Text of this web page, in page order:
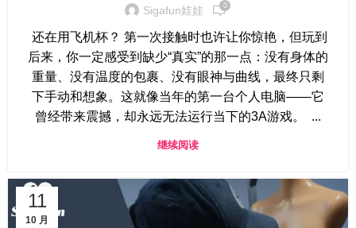
Sigafun娃娃 0
还在用飞机杯？ 第一次接触时也许让你惊艳，但玩到
后来，你一定感受到缺少“真实”的那一点：没有身体的
重量、没有温度的包裹、没有眼神与曲线，最终只剩
下手动和想象。这就像当年的第一台个人电脑——它
曾经带来震撼，却永远无法运行当下的3A游戏。 ...
继续阅读
11
10 月